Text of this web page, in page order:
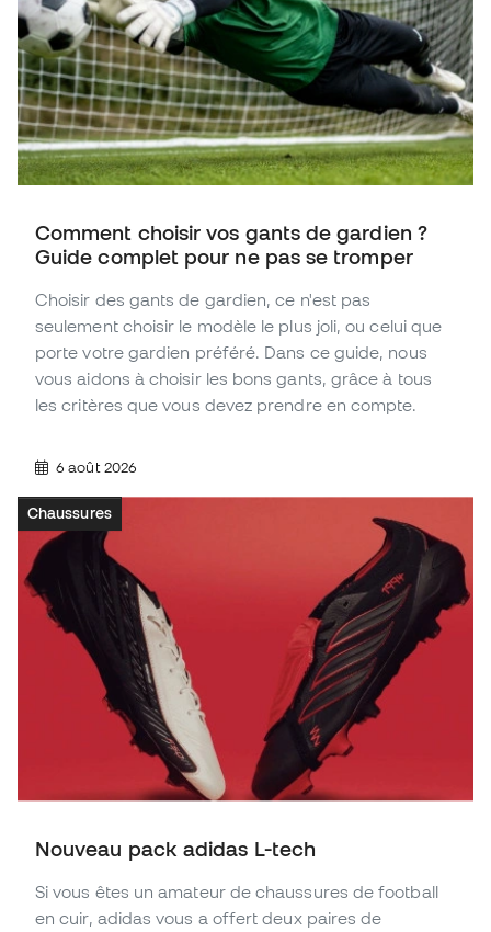
Comment choisir vos gants de gardien ?
Guide complet pour ne pas se tromper
Choisir des gants de gardien, ce n'est pas
seulement choisir le modèle le plus joli, ou celui que
porte votre gardien préféré. Dans ce guide, nous
vous aidons à choisir les bons gants, grâce à tous
les critères que vous devez prendre en compte.
6 août 2026
Chaussures
Nouveau pack adidas L-tech
Si vous êtes un amateur de chaussures de football
en cuir, adidas vous a offert deux paires de